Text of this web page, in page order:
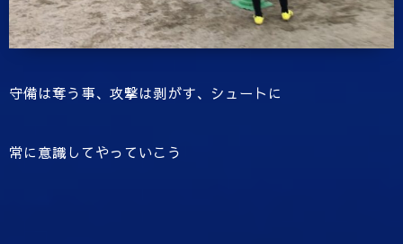
守備は奪う事、攻撃は剥がす、シュートに
常に意識してやっていこう